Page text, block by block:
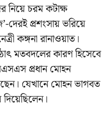
নিয়ে চরম কটাক্ষ
দেরই প্রশংসায় ভরিয়ে
কঙ্গনা রানাওয়াত।
মতবদলের কারণ হিসেবে
প্রধান মোহন
যেখানে মোহন ভাগবত